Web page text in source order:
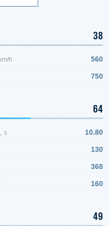
38
km/h 560
750
64
s 10.80
130
368
160
49